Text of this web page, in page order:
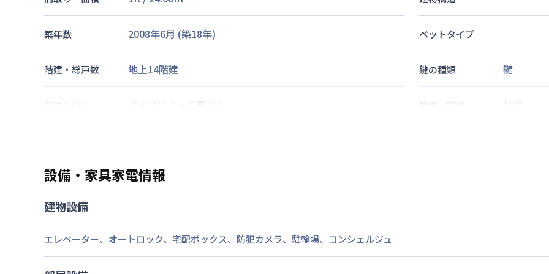
築年数 2008年6月 (築18年) ベットタイプ
階建・総戸数 地上14階建 鍵の種類 鍵
部屋の向き タイプによって異なる 禁煙・喫煙 禁煙
大阪市御堂筋線
駐車場
情報更新日 2026年7月23日
設備・家具家電情報
建物設備
エレベーター、 オートロック、 宅配ボックス、 防犯カメラ、 駐輪場、 コンシェルジュ